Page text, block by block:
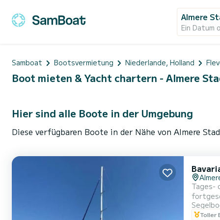
Almere
Ein Datum
Samboat Bootsvermietung Niederlande, Holland
Boot mieten & Yacht chartern - Almere
Hier sind alle Boote in der Umgebung
Diese verfügbaren Boote in der Nähe von Almere
Tages-
Gäste
Toller